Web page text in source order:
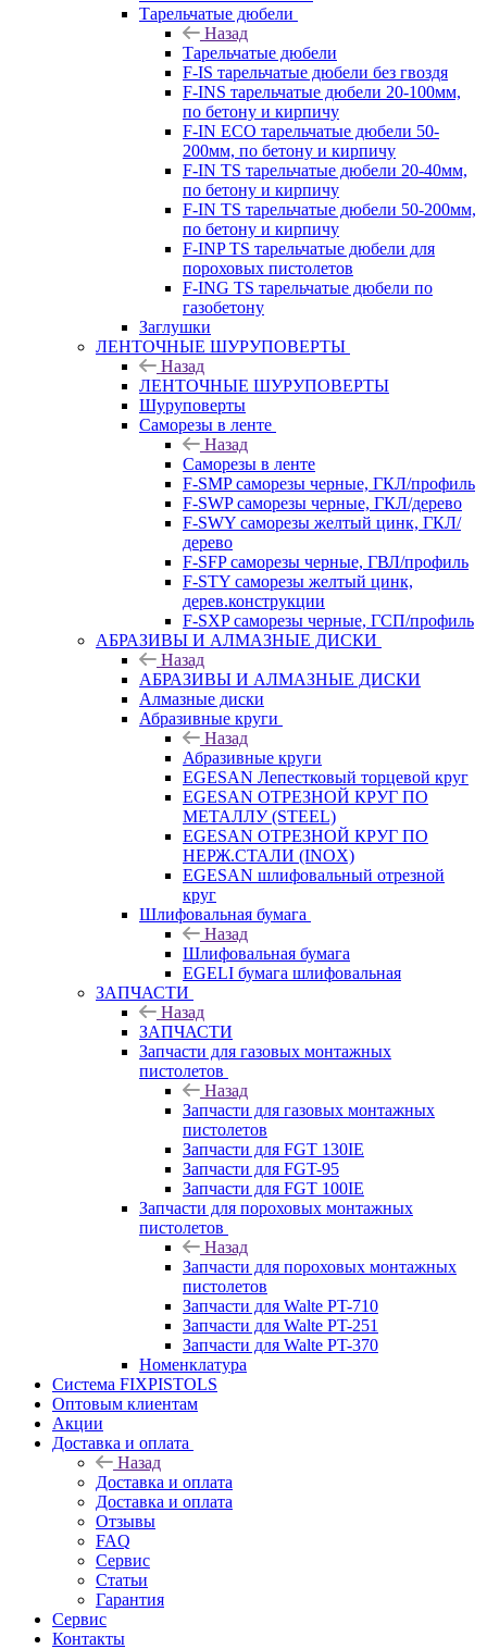
Тарельчатые дюбели
Назад
Тарельчатые дюбели
F-IS тарельчатые дюбели без гвоздя
F-INS тарельчатые дюбели 20-100мм,
по бетону и кирпичу
F-IN ECO тарельчатые дюбели 50-
200мм, по бетону и кирпичу
F-IN TS тарельчатые дюбели 20-40мм,
по бетону и кирпичу
F-IN TS тарельчатые дюбели 50-200мм,
по бетону и кирпичу
F-INP TS тарельчатые дюбели для
пороховых пистолетов
F-ING TS тарельчатые дюбели по
газобетону
Заглушки
ЛЕНТОЧНЫЕ ШУРУПОВЕРТЫ
Назад
ЛЕНТОЧНЫЕ ШУРУПОВЕРТЫ
Шуруповерты
Саморезы в ленте
Назад
Саморезы в ленте
F-SMP саморезы черные, ГКЛ/профиль
F-SWP саморезы черные, ГКЛ/дерево
F-SWY саморезы желтый цинк, ГКЛ/
дерево
F-SFP саморезы черные, ГВЛ/профиль
F-STY саморезы желтый цинк,
дерев.конструкции
F-SXP саморезы черные, ГСП/профиль
АБРАЗИВЫ И АЛМАЗНЫЕ ДИСКИ
Назад
АБРАЗИВЫ И АЛМАЗНЫЕ ДИСКИ
Алмазные диски
Абразивные круги
Назад
Абразивные круги
EGESAN Лепестковый торцевой круг
EGESAN ОТРЕЗНОЙ КРУГ ПО
МЕТАЛЛУ (STEEL)
EGESAN ОТРЕЗНОЙ КРУГ ПО
НЕРЖ.СТАЛИ (INOX)
EGESAN шлифовальный отрезной
круг
Шлифовальная бумага
Назад
Шлифовальная бумага
EGELI бумага шлифовальная
ЗАПЧАСТИ
Назад
ЗАПЧАСТИ
Запчасти для газовых монтажных
пистолетов
Назад
Запчасти для газовых монтажных
пистолетов
Запчасти для FGT 130IE
Запчасти для FGT-95
Запчасти для FGT 100IE
Запчасти для пороховых монтажных
пистолетов
Назад
Запчасти для пороховых монтажных
пистолетов
Запчасти для Walte PT-710
Запчасти для Walte PT-251
Запчасти для Walte PT-370
Номенклатура
Система FIXPISTOLS
Оптовым клиентам
Акции
Доставка и оплата
Назад
Доставка и оплата
Доставка и оплата
Отзывы
FAQ
Сервис
Статьи
Гарантия
Сервис
Контакты